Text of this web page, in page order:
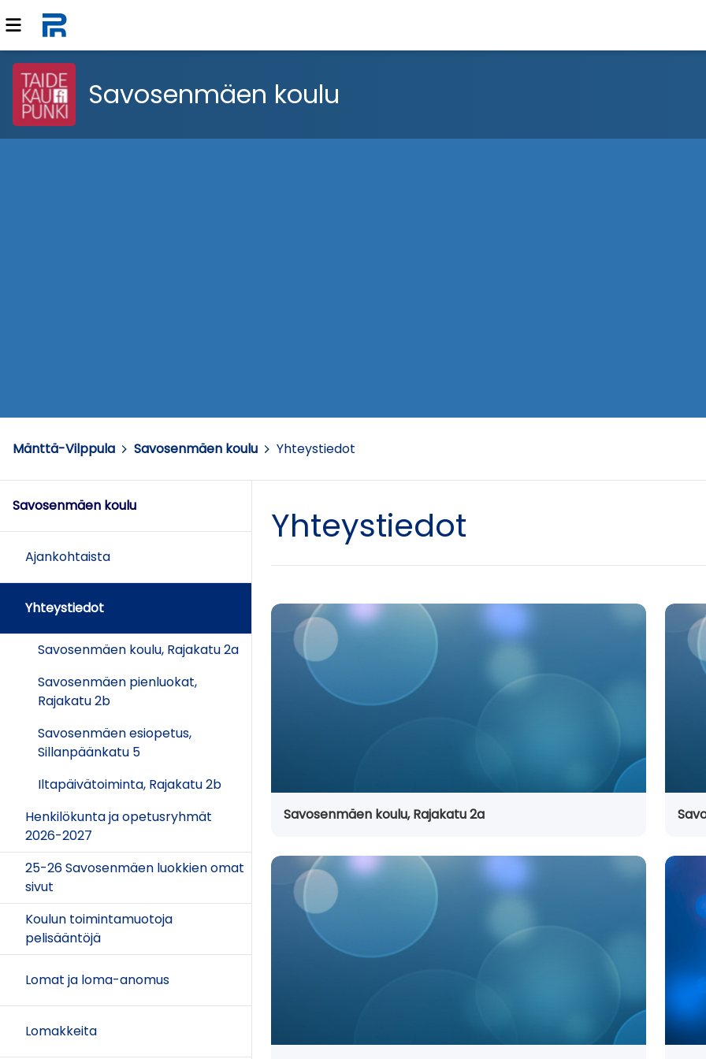
Savosenmäen koulu
Mänttä-Vilppula Savosenmäen koulu Yhteystiedot
Yhteystiedot
Savosenmäen koulu, Rajakatu 2a
Savosenmäen koulu
Ajankohtaista
Yhteystiedot
Savosenmäen koulu, Rajakatu 2a
Savosenmäen pienluokat,
Rajakatu 2b
Savosenmäen esiopetus,
Sillanpäänkatu 5
Iltapäivätoiminta, Rajakatu 2b
Henkilökunta ja opetusryhmät
2026-2027
25-26 Savosenmäen luokkien omat
sivut
Koulun toimintamuotoja
pelisääntöjä
Lomat ja loma-anomus
Lomakkeita